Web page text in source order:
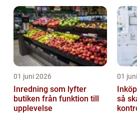
01 juni 2026
Inredning som lyfter
butiken från funktion till
upplevelse
01
så